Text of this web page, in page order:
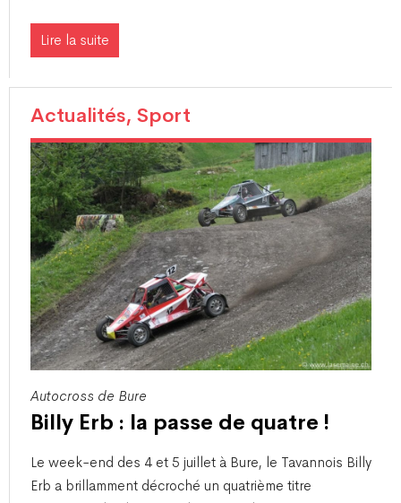
Lire la suite
Actualités, Sport
Autocross de Bure
Billy Erb : la passe de quatre !
​Le week-end des 4 et 5 juillet à Bure, le Tavannois Billy
Erb a brillamment décroché un quatrième titre